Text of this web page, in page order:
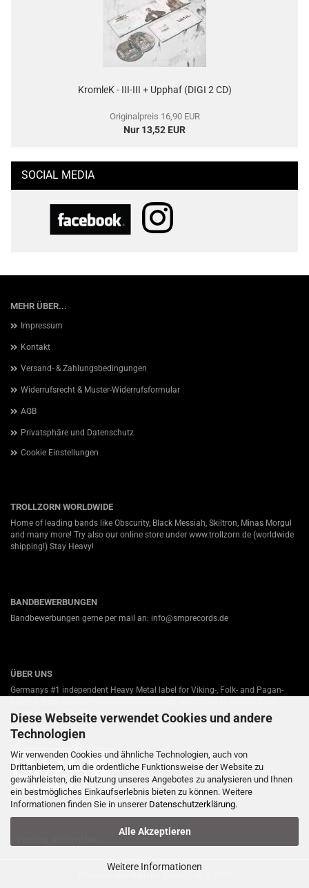
Diese Webseite verwendet Cookies und andere
Technologien
Wir verwenden Cookies und ähnliche Technologien, auch von
Drittanbietern, um die ordentliche Funktionsweise der Website zu
gewährleisten, die Nutzung unseres Angebotes zu analysieren und Ihnen
ein bestmögliches Einkaufserlebnis bieten zu können. Weitere
Informationen finden Sie in unserer Datenschutzerklärung.
Alle Akzeptieren
Weitere Informationen
KromleK - III-III + Upphaf (DIGI 2 CD)
Originalpreis 16,90 EUR
Nur 13,52 EUR
SOCIAL MEDIA
MEHR ÜBER...
Impressum
Kontakt
Versand- & Zahlungsbedingungen
Widerrufsrecht & Muster-Widerrufsformular
AGB
Privatsphäre und Datenschutz
Cookie Einstellungen
TROLLZORN WORLDWIDE
Home of leading bands like Obscurity, Black Messiah, Skiltron, Minas Morgul
and many more! Try also our online store under www.trollzorn.de (worldwide
shipping!) Stay Heavy!
BANDBEWERBUNGEN
Bandbewerbungen gerne per mail an: info@smprecords.de
ÜBER UNS
Germanys #1 independent Heavy Metal label for Viking-, Folk- and Pagan-
called Minden (Westfalia).
Unsere Partner: